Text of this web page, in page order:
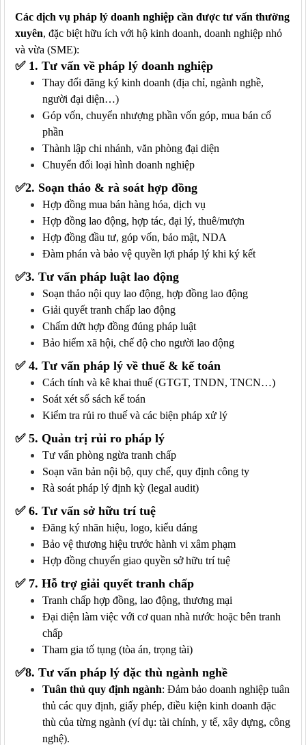
Các dịch vụ pháp lý doanh nghiệp cần được tư vấn thường
xuyên, đặc biệt hữu ích với hộ kinh doanh, doanh nghiệp nhỏ
và vừa (SME):
✅1. Tư vấn về pháp lý doanh nghiệp
Thay đổi đăng ký kinh doanh (địa chỉ, ngành nghề,
người đại diện…)
Góp vốn, chuyển nhượng phần vốn góp, mua bán cổ
phần
Thành lập chi nhánh, văn phòng đại diện
Chuyển đổi loại hình doanh nghiệp
✅2. Soạn thảo & rà soát hợp đồng
Hợp đồng mua bán hàng hóa, dịch vụ
Hợp đồng lao động, hợp tác, đại lý, thuê/mượn
Hợp đồng đầu tư, góp vốn, bảo mật, NDA
Đàm phán và bảo vệ quyền lợi pháp lý khi ký kết
✅3. Tư vấn pháp luật lao động
Soạn thảo nội quy lao động, hợp đồng lao động
Giải quyết tranh chấp lao động
Chấm dứt hợp đồng đúng pháp luật
Bảo hiểm xã hội, chế độ cho người lao động
✅4. Tư vấn pháp lý về thuế & kế toán
Cách tính và kê khai thuế (GTGT, TNDN, TNCN…)
Soát xét sổ sách kế toán
Kiểm tra rủi ro thuế và các biện pháp xử lý
✅5. Quản trị rủi ro pháp lý
Tư vấn phòng ngừa tranh chấp
Soạn văn bản nội bộ, quy chế, quy định công ty
Rà soát pháp lý định kỳ (legal audit)
✅6. Tư vấn sở hữu trí tuệ
Đăng ký nhãn hiệu, logo, kiểu dáng
Bảo vệ thương hiệu trước hành vi xâm phạm
Hợp đồng chuyển giao quyền sở hữu trí tuệ
✅7. Hỗ trợ giải quyết tranh chấp
Tranh chấp hợp đồng, lao động, thương mại
Đại diện làm việc với cơ quan nhà nước hoặc bên tranh
chấp
Tham gia tố tụng (tòa án, trọng tài)
✅8. Tư vấn pháp lý đặc thù ngành nghề
Tuân thủ quy định ngành: Đảm bảo doanh nghiệp tuân
thủ các quy định, giấy phép, điều kiện kinh doanh đặc
thù của từng ngành (ví dụ: tài chính, y tế, xây dựng, công
nghệ).